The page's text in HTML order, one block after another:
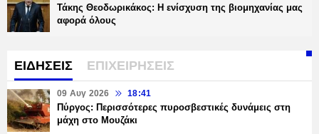
Τάκης Θεοδωρικάκος: Η ενίσχυση της βιομηχανίας μας
αφορά όλους
ΕΙΔΗΣΕΙΣ ΕΠΙΧΕΙΡΗΣΕΙΣ
09 Αυγ 2026 18:41
Πύργος: Περισσότερες πυροσβεστικές δυνάμεις στη
μάχη στο Μουζάκι